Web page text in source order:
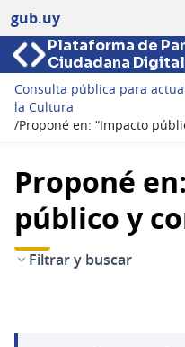
gub.uy
Plataforma de
Ciudadana Digital
Consulta pública para
la Cultura
/Proponé en: “Impacto
Proponé
público y
Filtrar y buscar